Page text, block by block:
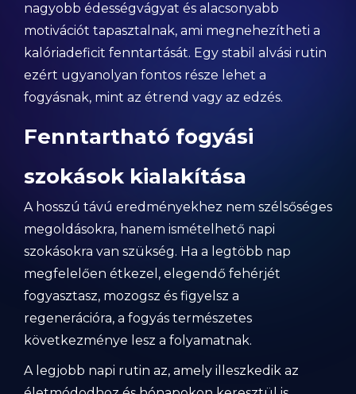
nagyobb édességvágyat és alacsonyabb
motivációt tapasztalnak, ami megnehezítheti a
kalóriadeficit fenntartását. Egy stabil alvási rutin
ezért ugyanolyan fontos része lehet a
fogyásnak, mint az étrend vagy az edzés.
Fenntartható fogyási
szokások kialakítása
A hosszú távú eredményekhez nem szélsőséges
megoldásokra, hanem ismételhető napi
szokásokra van szükség. Ha a legtöbb nap
megfelelően étkezel, elegendő fehérjét
fogyasztasz, mozogsz és figyelsz a
regenerációra, a fogyás természetes
következménye lesz a folyamatnak.
A legjobb napi rutin az, amely illeszkedik az